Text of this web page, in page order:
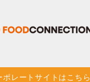
ポレートサイトはこちら